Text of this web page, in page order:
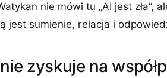
nie mówi tu „AI jest zła”,
jest sumienie, relacja i
zyskuje na